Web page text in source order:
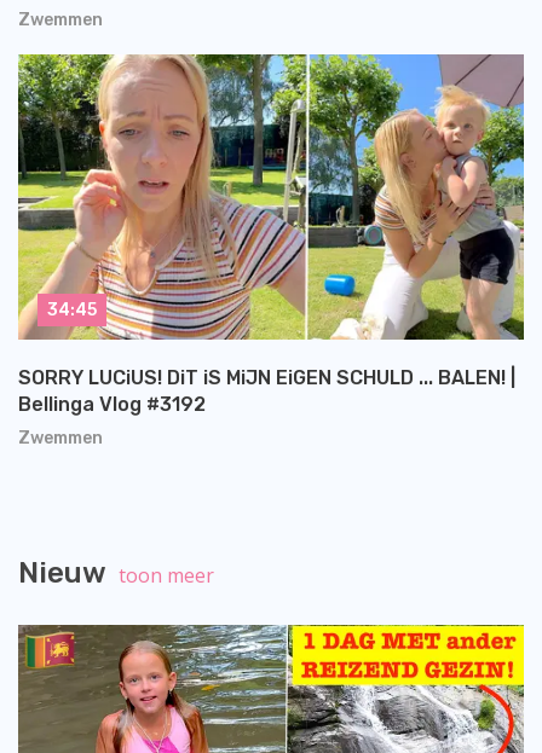
Zwemmen
Zwemmen
SORRY LUCiUS! DiT iS MiJN EiGEN SCHULD ... BALEN! |
Bellinga Vlog #3192
34:45
Nieuw toon meer